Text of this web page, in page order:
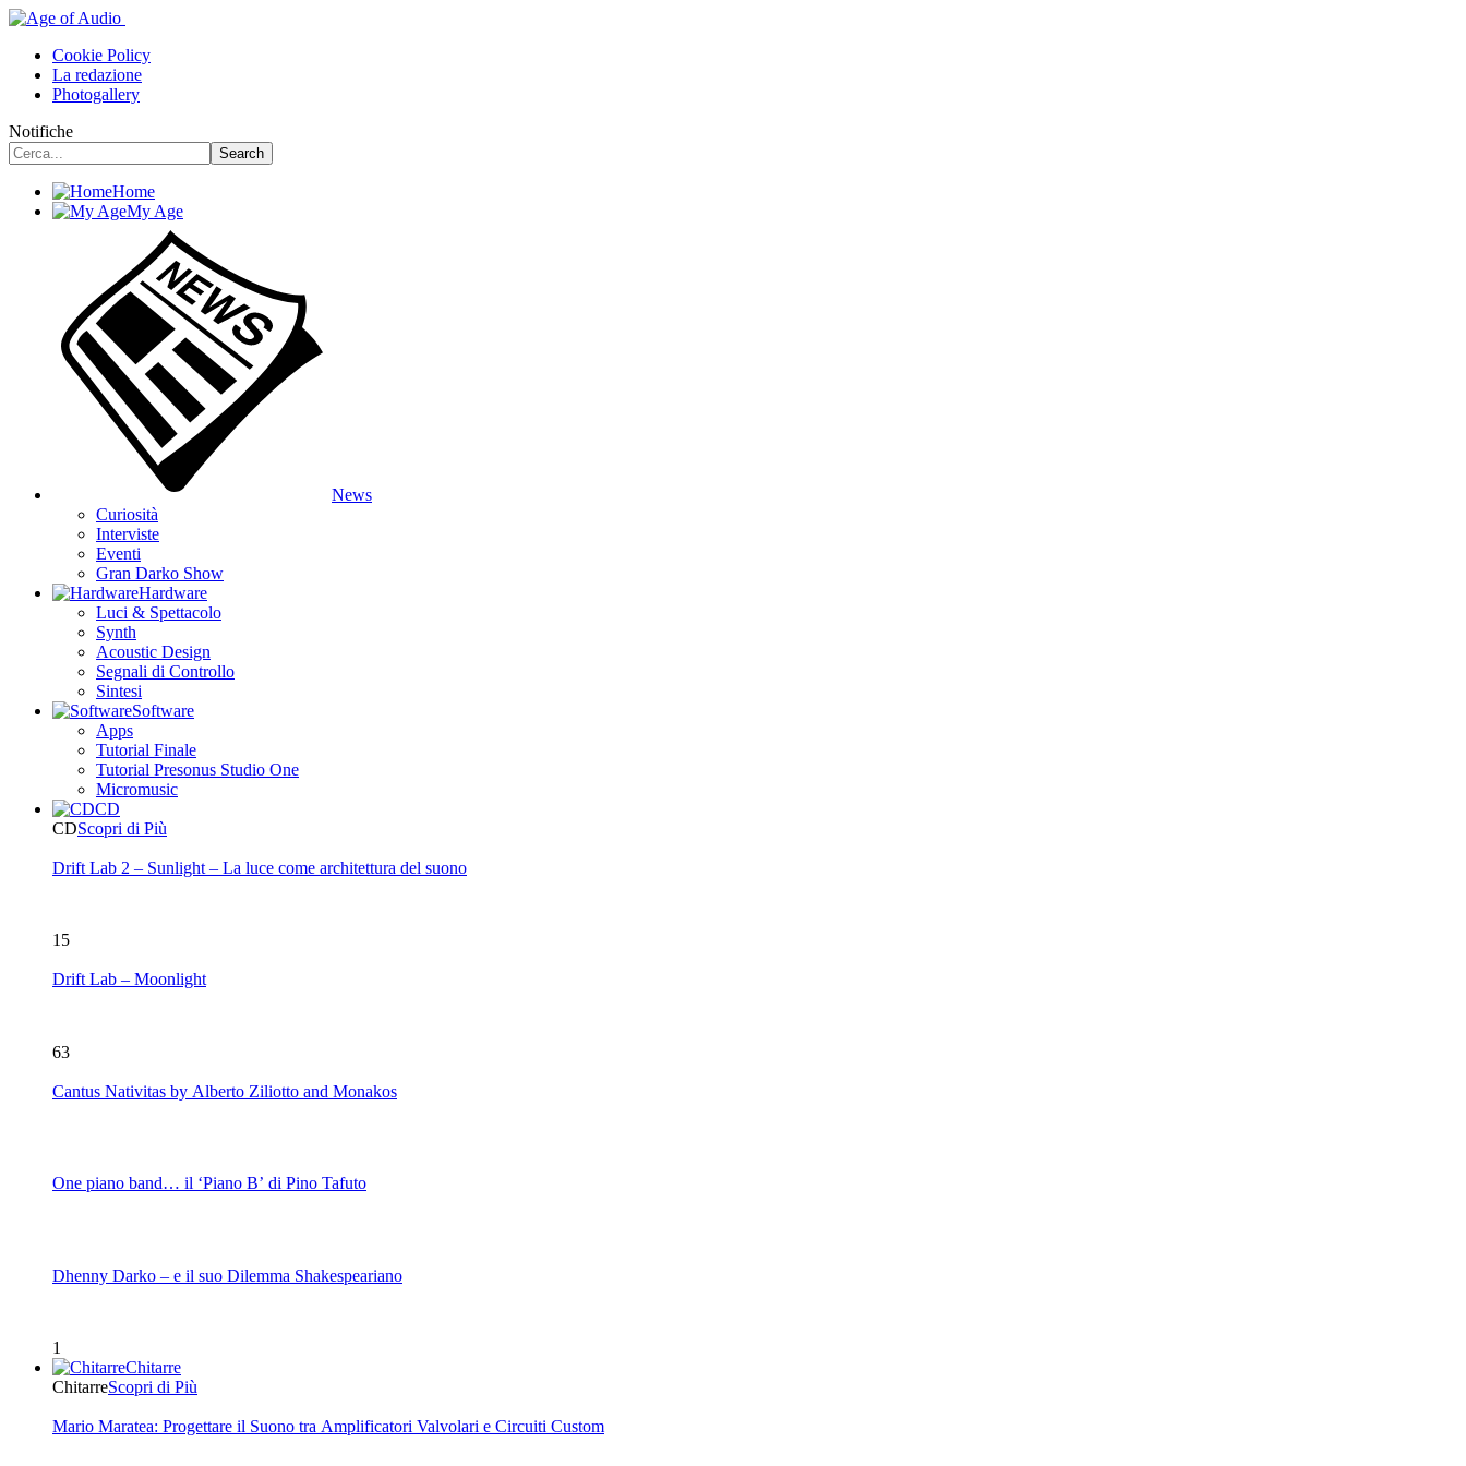
Cookie Policy
La redazione
Photogallery
Notifiche
Home
My Age
News
Curiosità
Interviste
Eventi
Gran Darko Show
Hardware
Luci & Spettacolo
Synth
Acoustic Design
Segnali di Controllo
Sintesi
Software
Apps
Tutorial Finale
Tutorial Presonus Studio One
Micromusic
CD
CDScopri di Più
Drift Lab 2 – Sunlight – La luce come architettura del suono
15
Drift Lab – Moonlight
63
Cantus Nativitas by Alberto Ziliotto and Monakos
One piano band… il ‘Piano B’ di Pino Tafuto
Dhenny Darko – e il suo Dilemma Shakespeariano
1
Chitarre
ChitarreScopri di Più
Mario Maratea: Progettare il Suono tra Amplificatori Valvolari e Circuiti Custom